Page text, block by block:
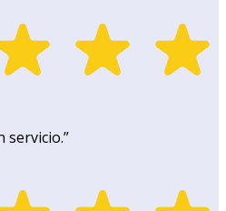
servicio.”